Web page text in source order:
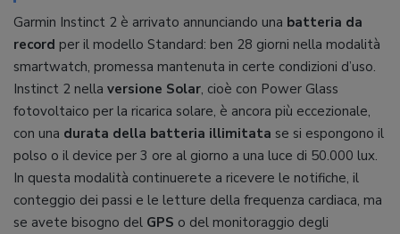
Garmin Instinct 2 è arrivato annunciando una batteria da
record per il modello Standard: ben 28 giorni nella modalità
smartwatch, promessa mantenuta in certe condizioni d’uso.
Instinct 2 nella versione Solar, cioè con Power Glass
fotovoltaico per la ricarica solare, è ancora più eccezionale,
con una durata della batteria illimitata se si espongono il
polso o il device per 3 ore al giorno a una luce di 50.000 lux.
In questa modalità continuerete a ricevere le notifiche, il
conteggio dei passi e le letture della frequenza cardiaca, ma
se avete bisogno del GPS o del monitoraggio degli